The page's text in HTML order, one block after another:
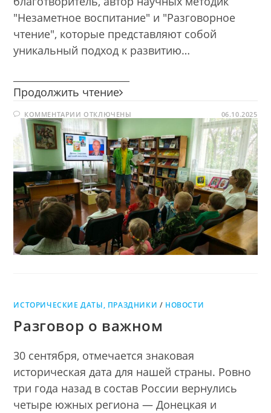
"Незаметное воспитание" и "Разговорное
чтение", которые представляют собой
уникальный подход к развитию…
Продолжить чтение В
у
—
писатель
Денис
Сорокин
КОММЕНТАРИИ К
ЗАПИСИ
В
ГОСТЯХ
У
РЕБЯТ
—
ПИСАТЕЛЬ
ДЕНИС
СОРОКИН
ОТКЛЮЧЕНЫ 06.10.2025
ИСТОРИЧЕСКИЕ ДАТЫ, ПРАЗДНИКИ / НОВОСТИ
Разговор о важном
30 сентября, отмечается знаковая
историческая дата для нашей страны. Ровно
три года назад в состав России вернулись
четыре южных региона — Донецкая и